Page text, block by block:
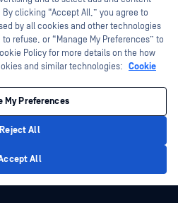
OPSWAT, MetaDefender, Metascan,
Trust No Device., OPSWAT , Protecting the
Technology, InQuest, az InQuest logó,
Join the Hunt az OPSWAT védjegyei. A
tulajdonosok tulajdonát képezik.
Cookie beállítások kezelése
clicking “Accept All,” you agree to
by all cookies and other technologies
refuse, or “Manage My Preferences” to
Policy for more details on the how
and similar technologies: Cookie
My Preferences
Reject All
All